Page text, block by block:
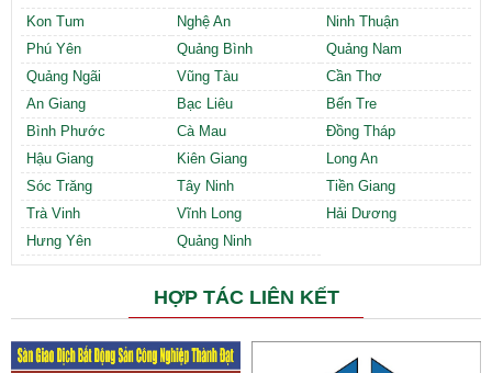
Kon Tum
Nghệ An
Ninh Thuận
Phú Yên
Quảng Bình
Quảng Nam
Quảng Ngãi
Vũng Tàu
Cần Thơ
An Giang
Bạc Liêu
Bến Tre
Bình Phước
Cà Mau
Đồng Tháp
Hậu Giang
Kiên Giang
Long An
Sóc Trăng
Tây Ninh
Tiền Giang
Trà Vinh
Vĩnh Long
Hải Dương
Hưng Yên
Quảng Ninh
HỢP TÁC LIÊN KẾT